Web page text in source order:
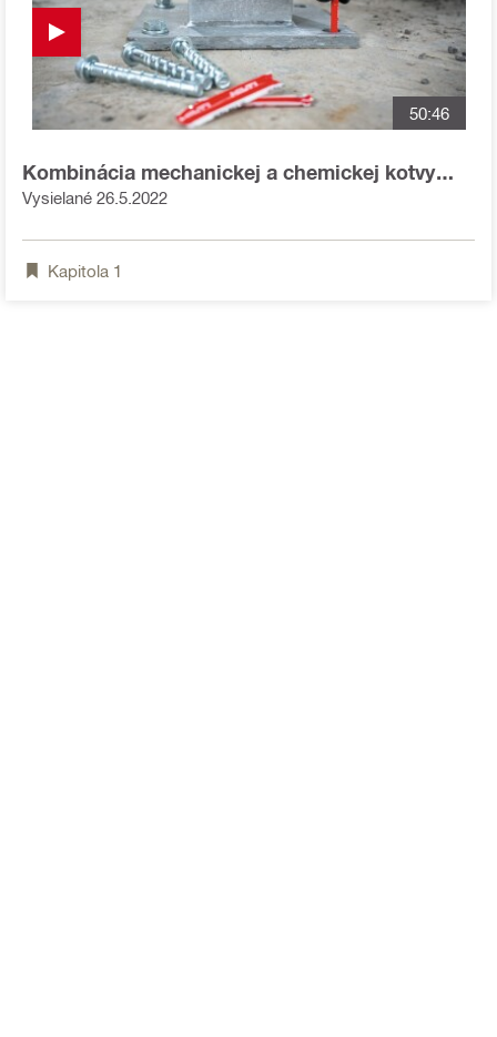
50:46
Kombinácia mechanickej a chemickej kotvy
prináša nové možnosti
Vysielané 26.5.2022
Kapitola 1